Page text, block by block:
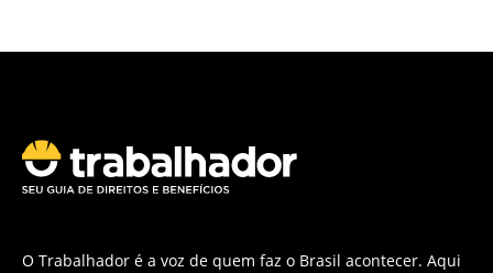
O Trabalhador é a voz de quem faz o Brasil acontecer. Aqui